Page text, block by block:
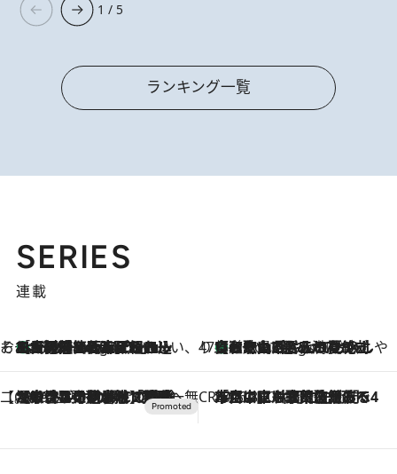
1 / 5
ランキング一覧
SERIES
連載
そおだよおこの関西おいしい、おやつ紀行9 Hours Ago
［大阪府箕面市］一皿一皿目の前で仕上げられる、料理を巧みに組み込んだアシェットデセールコース「ミチル アシェット デセール（Michiru assiette dessert）」 47都道府県の手みやげ ひんやりスイーツで夏を満喫
9 Hours Ago
【和歌山県】この夏絶対食べたい 冷やしておいしいおやつ3選 みかんがごろっと丸ごと入ったジュレ
【CREA×星野リゾート】唯一無二。癒しと発見が待つ場所へ
2026.8.7
【トンボの足水浴】ヒノキの香りに包まれて涼感マックス！約13℃の湧水かけ流しを避暑地「星野温泉 トンボの湯」で体験 CREA'S CHOICE
2026.8.7
「立川にも歌舞伎があるんだよ」 片岡仁左衛門・市川中車ら豪華座組みで4年目の立川立飛歌舞伎へ